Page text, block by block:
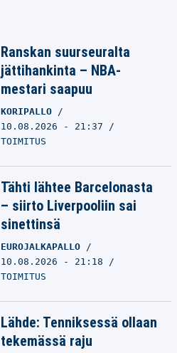
Ranskan suurseuralta
jättihankinta – NBA-
mestari saapuu
KORIPALLO
10.08.2026 - 21:37
TOIMITUS
Tähti lähtee Barcelonasta
– siirto Liverpooliin sai
sinettinsä
EUROJALKAPALLO
10.08.2026 - 21:18
TOIMITUS
Lähde: Tenniksessä ollaan
tekemässä raju